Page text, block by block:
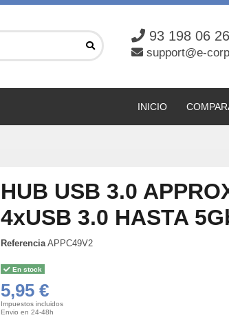
93 198 06 26
support@e-
INICIO
HUB USB 3.0
4xUSB 3.0 HASTA
Referencia APPC49V2
En stock
5,95 €
Impuestos incluidos
Envio en 24-48h